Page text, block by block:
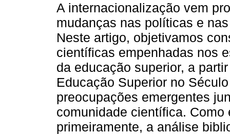
A internacionalização vem
mudanças nas políticas e
Neste artigo, objetivamos
científicas empenhadas nos
da educação superior, a
Educação Superior no
preocupações emergentes
comunidade científica.
primeiramente, a análise